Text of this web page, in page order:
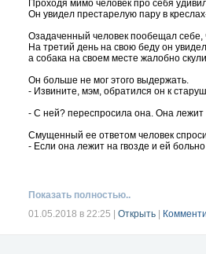
Проходя мимо человек про себя
Он увидел престарелую пару в
Озадаченный человек пообещал себе,
На третий день на свою беду он
а собака на своем месте жалобно
Он больше не мог этого выдержать.
- Извините, мэм, обратился он к
- С ней? переспросила она. Она лежит
Смущенный ее ответом человек
- Если она лежит на гвозде и ей
P.S.
В этом есть правда, мы часто ноем о
Показать полностью..
01.05.2018 в 22:25
Открыть